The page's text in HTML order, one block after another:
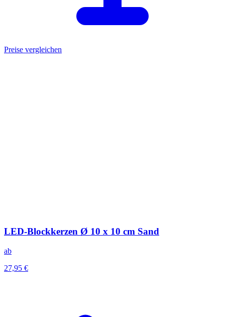
Preise vergleichen
LED-Blockkerzen Ø 10 x 10 cm Sand
ab
27,95 €